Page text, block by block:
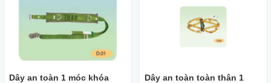
Dây an toàn 1 móc khóa
Dây an toàn toàn thân 1